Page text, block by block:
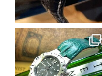
earnest_by_castplanning